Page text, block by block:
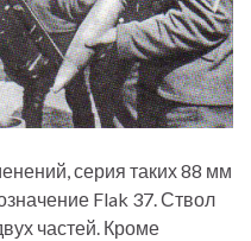
серия таких 88 мм
Flak 37. Ствол
частей. Кроме